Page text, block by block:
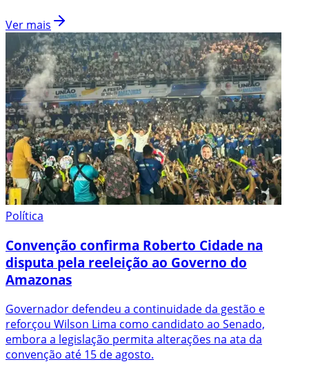
Ver mais
Política
Convenção confirma Roberto Cidade na
disputa pela reeleição ao Governo do
Amazonas
Governador defendeu a continuidade da gestão e
reforçou Wilson Lima como candidato ao Senado,
embora a legislação permita alterações na ata da
convenção até 15 de agosto.